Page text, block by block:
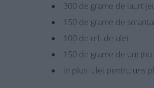
300 de grame de iaurt
150 de grame de
100 de ml. de ulei
150 de grame de unt
in plus: ulei pentru uns